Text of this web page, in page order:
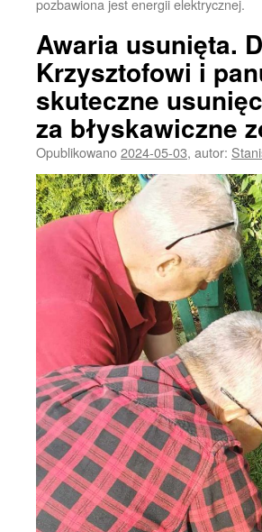
pozbawiona jest energii elektrycznej.
Awaria usunięta.
Krzysztofowi i
skuteczne
za błyskawiczne
Opublikowano2024-05-03, autor: